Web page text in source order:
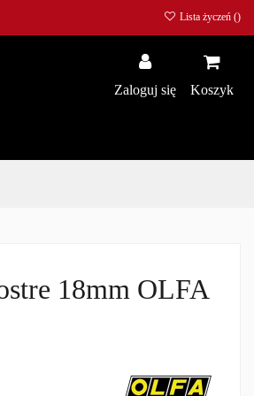
Lista życzeń ()
Zaloguj się Koszyk
18mm OLFA